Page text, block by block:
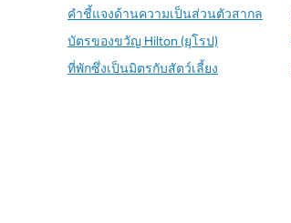
คำชี้แจงด้านความเป็นส่วนตัวสากล
บัตรของขวัญ Hilton (ยุโรป)
ที่พักซึ่งเป็นมิตรกับสัตว์เลี้ยง